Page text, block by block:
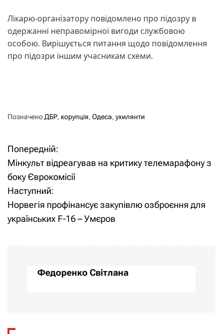
Лікарю-організатору повідомлено про підозру в
одержанні неправомірної вигоди службовою
особою. Вирішується питання щодо повідомлення
про підозри іншим учасникам схеми.
Позначено ДБР, корупція, Одеса, ухилянти
Н
а
в
і
а
ц
і
Попередній:
Мінкульт відреагував на критику телемарафону з
боку Єврокомісії
Наступний:
Норвегія профінансує закупівлю озброєння для
українських F-16 – Умєров
Федоренко Світлана